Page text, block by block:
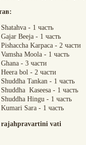
Shatahva - 1 часть
Gajar Beeja - 1 часть
Pishaccha Karpaca - 2 части
Vamsha Moola - 1 часть
Ghana - 3 части
Heera bol - 2 части
Shuddha Tankan - 1 часть
Shuddha Kaseesa - 1 часть
Shuddha Hingu - 1 часть
Kumari Sara - 1 часть
rajahpravartini vati